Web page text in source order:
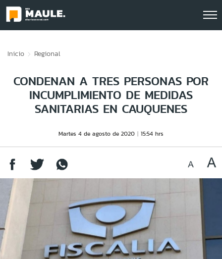
Inicio Regional
CONDENAN A TRES PERSONAS POR
INCUMPLIMIENTO DE MEDIDAS
SANITARIAS EN CAUQUENES
Martes 4 de agosto de 2020 15:54 hrs